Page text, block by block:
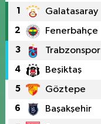
1 Galatasaray
2 Fenerbahçe
3 Trabzonspor
4 Beşiktaş
5 Göztepe
6 Başakşehir